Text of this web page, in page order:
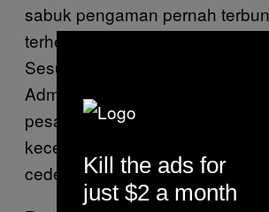
sabuk pengaman pernah
terhempas ke dinding-dinding
Sesuai laporan Federal Aviation
Administration AS, “
pesawat komersial di AS
kecelakaan goncangan,
cedera serius dan tiga kematian.”
Kill the ads for
just $2 a month